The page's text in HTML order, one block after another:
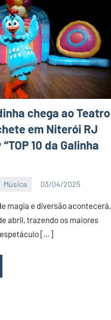
chega ao Teatro
em Niterói RJ
10 da Galinha
Música 03/04/2025
magia e diversão acontecerá,
abril, trazendo os maiores
espetáculo […]